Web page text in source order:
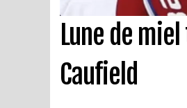
Lune de
Caufield